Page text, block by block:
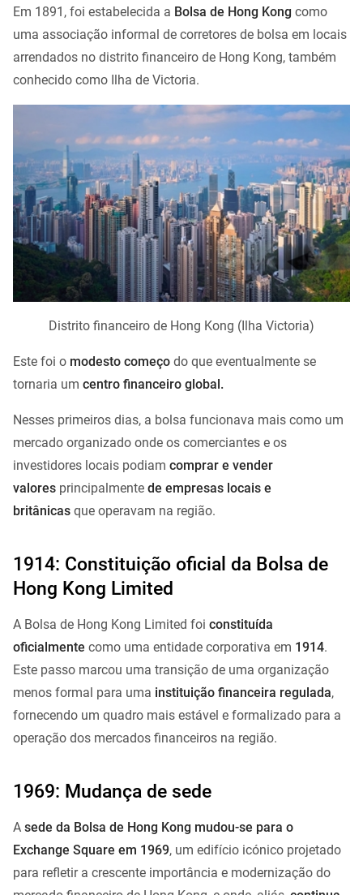
Em 1891, foi estabelecida a Bolsa de Hong Kong como
uma associação informal de corretores de bolsa em locais
arrendados no distrito financeiro de Hong Kong, também
conhecido como Ilha de Victoria.
Distrito financeiro de Hong Kong (Ilha Victoria)
Este foi o modesto começo do que eventualmente se
tornaria um centro financeiro global.
Nesses primeiros dias, a bolsa funcionava mais como um
mercado organizado onde os comerciantes e os
investidores locais podiam comprar e vender
valores principalmente de empresas locais e
britânicas que operavam na região.
1914: Constituição oficial da Bolsa de
Hong Kong Limited
A Bolsa de Hong Kong Limited foi constituída
oficialmente como uma entidade corporativa em 1914.
Este passo marcou uma transição de uma organização
menos formal para uma instituição financeira regulada,
fornecendo um quadro mais estável e formalizado para a
operação dos mercados financeiros na região.
1969: Mudança de sede
A sede da Bolsa de Hong Kong mudou-se para o
Exchange Square em 1969, um edifício icónico projetado
para refletir a crescente importância e modernização do